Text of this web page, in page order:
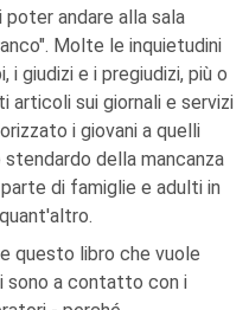
poter andare alla sala
Molte le inquietudini
i giudizi e i pregiudizi, più o
articoli sui giornali e servizi
i giovani a quelli
della mancanza
di famiglie e adulti in
questo libro che vuole
sono a contatto con i